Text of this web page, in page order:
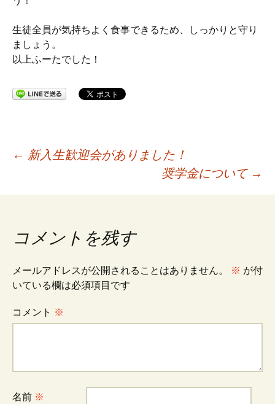
生徒全員が気持ちよく食事できるため、しっかりと守り
ましょう。
以上ふーたでした！
投
稿
ナ
ビ
ゲ
シ
← 新入生歓迎会がありました！
奨学金について →
コメントを残す
メールアドレスが公開されることはありません。 ※ が付
いている欄は必須項目です
コメント ※
名前 ※